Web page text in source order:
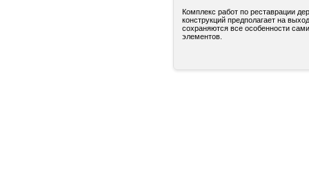
Комплекс работ по реставрации
конструкций предполагает на
сохраняются все особенности
элементов.